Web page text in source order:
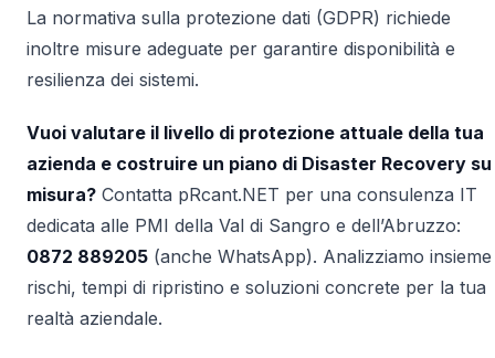
La normativa sulla protezione dati (GDPR) richiede
inoltre misure adeguate per garantire disponibilità e
resilienza dei sistemi.
Vuoi valutare il livello di protezione attuale della tua
azienda e costruire un piano di Disaster Recovery su
misura? Contatta pRcant.NET per una consulenza IT
dedicata alle PMI della Val di Sangro e dell’Abruzzo:
0872 889205 (anche WhatsApp). Analizziamo insieme
rischi, tempi di ripristino e soluzioni concrete per la tua
realtà aziendale.